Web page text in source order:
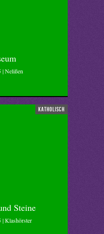
Nelißen
katholisch
Steine
Klashörster